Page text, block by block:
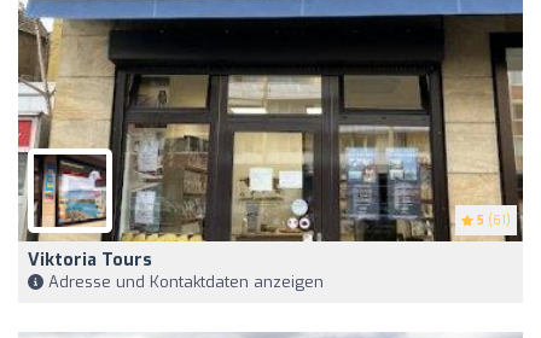
5 (61)
Viktoria Tours
Adresse und Kontaktdaten anzeigen